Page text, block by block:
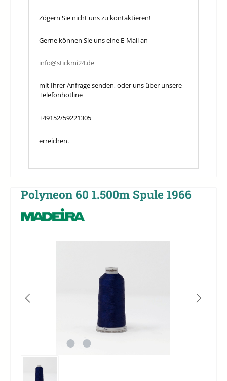
Zögern Sie nicht uns zu kontaktieren!
Gerne können Sie uns eine E-Mail an
info@stickmi24.de
mit Ihrer Anfrage senden, oder uns über unsere
Telefonhotline
+49152/59221305
erreichen.
Polyneon 60 1.500m Spule 1966